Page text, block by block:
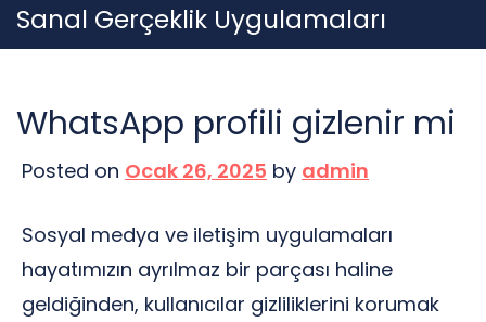
Skip
to
Sanal Gerçeklik Uygulamaları
WhatsApp profili gizlenir mi
Posted on Ocak 26, 2025 by admin
Sosyal medya ve iletişim uygulamaları
hayatımızın ayrılmaz bir parçası haline
geldiğinden, kullanıcılar gizliliklerini korumak